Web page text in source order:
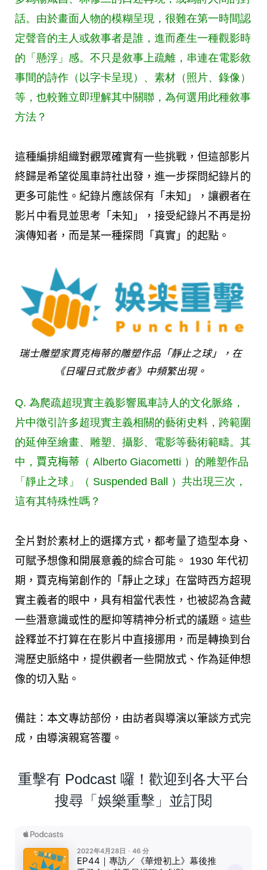
話。由於畫面人物的模糊呈現，很難在第一時間認
定聲音的主人或敘事者是誰，進而產生一種觀影時
的「懸浮」感。不只是敘事上疏離，串連在電影敘
事間的詩作（以字卡呈現）、素材（照片、錄像）
等，也較難立即理解其中關聯，為何選用此種敘事
方法？
這種編排組織對觀眾確實有一些挑戰，但這部影片
終歸是希望從風車詩社出發，進一步探問紀錄片的
更多可能性。紀錄片應該保有「未知」，讓觀者在
影片中看見並思考「未知」，接受紀錄片不再是扮
演傳知者，而是某一種探問「真實」的起點。
瑞士雕塑家賈克梅蒂的雕塑作品「靜止之球」，在
《日曜日式散步者》中頻繁出現。
Q. 為爬疏超現實主義影響風車詩人的文化脈絡，
片中徵引許多超現實主義相關的藝術史料，跨範圍
的延伸至繪畫、雕塑、攝影、電影等藝術範疇。其
中， 賈克梅蒂 （ Alberto Giacometti ）的雕塑作品
「靜止之球」（ Suspended Ball ）共出現三次，
這有其特殊性嗎？
全片對於素材上的選擇方式，都考量了造型本身、
可賦予想像和開展意義的綜合可能。 1930 年代初
期，賈克梅第創作的「靜止之球」在當時西方超現
實主義者的眼中，具有相當代表性，也被認為含藏
一些潛意識或性的壓抑等精神分析式的議題。這些
詮釋並不打算在在影片中直接挪用，而是轉換到台
灣歷史脈絡中，提供觀者一些開放式、作為延伸想
像的切入點。
備註：本文專訪部份，由訪者與導演以筆談方式完
成，由導演親寫答覆。
重擊有 Podcast 囉！歡迎到各大平台
搜尋「娛樂重擊」並訂閱